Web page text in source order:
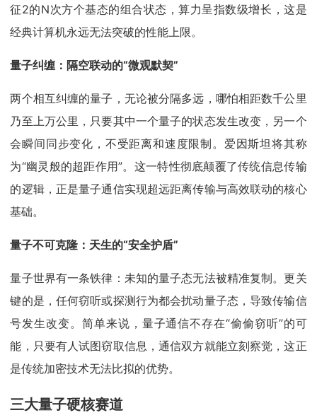
征2的N次方个基态的组合状态，算力呈指数级增长，这是
经典计算机永远无法突破的性能上限。
量子纠缠：隔空联动的“微观默契”
两个相互纠缠的量子，无论被分隔多远，哪怕相距数千公里
乃至上万公里，只要其中一个量子的状态发生改变，另一个
会瞬间同步变化，不受距离和速度限制。爱因斯坦将其称
为“幽灵般的超距作用”。这一特性彻底颠覆了传统信息传输
的逻辑，正是量子通信实现超远距离传输与高效联动的核心
基础。
量子不可克隆：天生的“安全护盾”
量子世界有一条铁律：未知的量子态无法被精准复制。更关
键的是，任何窃听或探测行为都会扰动量子态，导致传输信
号发生改变。简单来说，量子通信不存在“偷偷窃听”的可
能，只要有人试图窃取信息，通信双方就能立刻察觉，这正
是传统加密技术无法比拟的优势。
三大量子硬核赛道